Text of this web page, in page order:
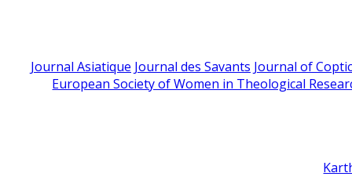
Journal Asiatique Journal des Savants Journal of
European Society of Women in Theological